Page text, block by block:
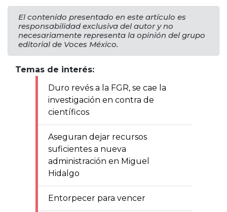
El contenido presentado en este artículo es
responsabilidad exclusiva del autor y no
necesariamente representa la opinión del grupo
editorial de Voces México.
Temas de interés:
Duro revés a la FGR, se cae la
investigación en contra de
científicos
Aseguran dejar recursos
suficientes a nueva
administración en Miguel
Hidalgo
Entorpecer para vencer